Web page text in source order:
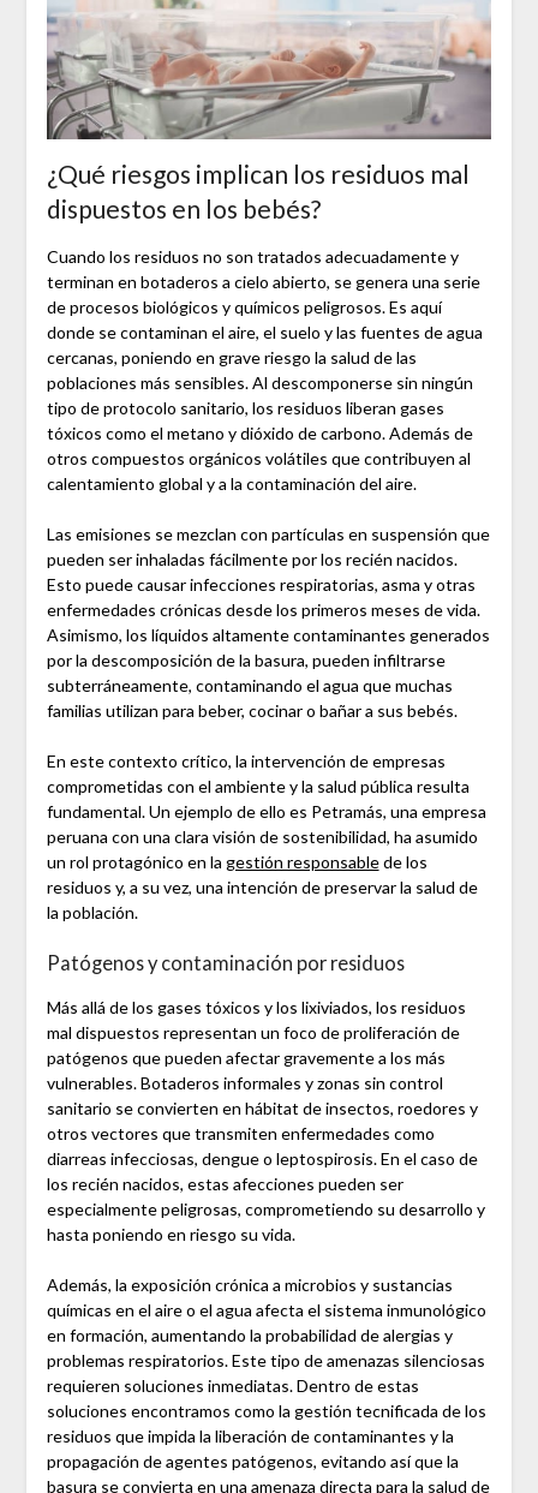
¿Qué riesgos implican los residuos mal
dispuestos en los bebés?
Cuando los residuos no son tratados adecuadamente y
terminan en botaderos a cielo abierto, se genera una serie
de procesos biológicos y químicos peligrosos. Es aquí
donde se contaminan el aire, el suelo y las fuentes de agua
cercanas, poniendo en grave riesgo la salud de las
poblaciones más sensibles. Al descomponerse sin ningún
tipo de protocolo sanitario, los residuos liberan gases
tóxicos como el metano y dióxido de carbono. Además de
otros compuestos orgánicos volátiles que contribuyen al
calentamiento global y a la contaminación del aire.
Las emisiones se mezclan con partículas en suspensión que
pueden ser inhaladas fácilmente por los recién nacidos.
Esto puede causar infecciones respiratorias, asma y otras
enfermedades crónicas desde los primeros meses de vida.
Asimismo, los líquidos altamente contaminantes generados
por la descomposición de la basura, pueden infiltrarse
subterráneamente, contaminando el agua que muchas
familias utilizan para beber, cocinar o bañar a sus bebés.
En este contexto crítico, la intervención de empresas
comprometidas con el ambiente y la salud pública resulta
fundamental. Un ejemplo de ello es Petramás, una empresa
peruana con una clara visión de sostenibilidad, ha asumido
un rol protagónico en la gestión responsablede los
residuos y, a su vez, una intención de preservar la salud de
la población.
Patógenos y contaminación por residuos
Más allá de los gases tóxicos y los lixiviados, los residuos
mal dispuestos representan un foco de proliferación de
patógenos que pueden afectar gravemente a los más
vulnerables. Botaderos informales y zonas sin control
sanitario se convierten en hábitat de insectos, roedores y
otros vectores que transmiten enfermedades como
diarreas infecciosas, dengue o leptospirosis. En el caso de
los recién nacidos, estas afecciones pueden ser
especialmente peligrosas, comprometiendo su desarrollo y
hasta poniendo en riesgo su vida.
Además, la exposición crónica a microbios y sustancias
químicas en el aire o el agua afecta el sistema inmunológico
en formación, aumentando la probabilidad de alergias y
problemas respiratorios. Este tipo de amenazas silenciosas
requieren soluciones inmediatas. Dentro de estas
soluciones encontramos como la gestión tecnificada de los
residuos que impida la liberación de contaminantes y la
propagación de agentes patógenos, evitando así que la
basura se convierta en una amenaza directa para la salud de